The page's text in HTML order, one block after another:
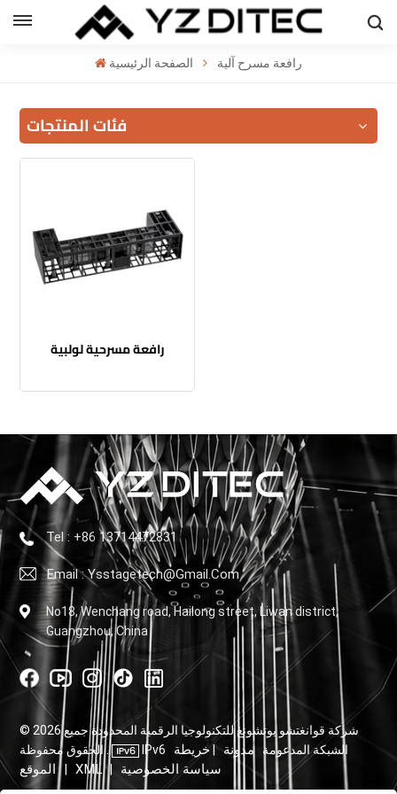
الصفحة الرئيسية رافعة مسرح آلية
فئات المنتجات
رافعة مسرحية لولبية
Tel : +86 13714472831
Email : Ysstagetech@gmail.com
No18, Wenchang road, Hailong street, Liwan district,
Guangzhou, China
© 2026 شركة قوانغتشو يوتشونغ للتكنولوجيا الرقمية المحدودة جميع
الحقوق محفوظة .
IPv6 الشبكة المدعومة مدونة
خريطة
الموقع
XML | سياسة الخصوصية